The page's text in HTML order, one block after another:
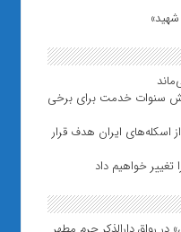
سنوات خدمت برای برخی
اسکله‌های ایران هدف قرار
تغییر خواهیم داد